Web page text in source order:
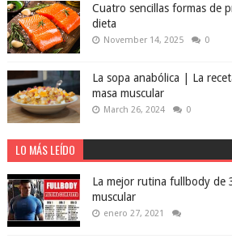
Cuatro sencillas formas de
dieta
November 14, 2025 0
La sopa anabólica | La
masa muscular
March 26, 2024 0
LO MÁS LEÍDO
La mejor rutina fullbody de
muscular
enero 27, 2021